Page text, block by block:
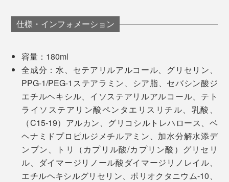
け、毛先を揉むように塗布してください。
手に取った瞬間は少し硬めのテクスチャー。手のひらで
馴染ませることでなめらかな質感になり、ダラダラと流
れ落ちず、しっかりと髪に留まってくれるところが嬉し
い。
シャンプー」とセットで、継続してお使いいただくこ
とをおすすめします。
目覚めのシャワーにもぴったりです。
上により94％再資源化が可能に。（※今後、アルミチューブ
でも、MDの力説通りしっとり＆サラサラな仕上がりで
仕様・インフォメーション
容量：180ml
全成分：水、セテアリルアルコール、グリセリン、
PPG-1/PEG-1ステアラミン、シア脂、セバシン酸ジ
エチルヘキシル、イソステアリルアルコール、テト
ライソステアリン酸ペンタエリスリチル、乳酸、
（C15-19）アルカン、グリコシルトレハロース、ベ
ヘナミドプロピルジメチルアミン、加水分解水添デ
ンプン、トリ（カプリル酸/カプリン酸）グリセリ
ル、ダイマージリノール酸ダイマージリノレイル、
エチルヘキシルグリセリン、ポリオクタニウム-10、